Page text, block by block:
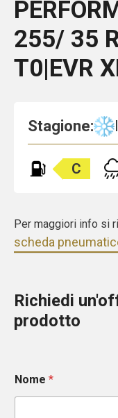
255/ 35
T0|EVR
Stagione:
C
Per maggiori info si
scheda
Richiedi
prodotto
Nome *